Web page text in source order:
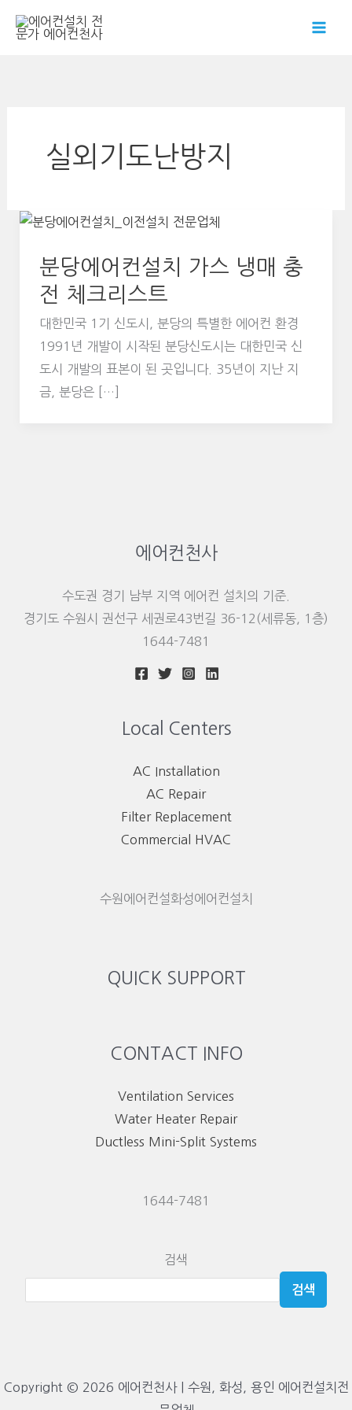
실외기도난방지
분당에어컨설치 가스 냉매 충
전 체크리스트
대한민국 1기 신도시, 분당의 특별한 에어컨 환경
1991년 개발이 시작된 분당신도시는 대한민국 신
도시 개발의 표본이 된 곳입니다. 35년이 지난 지
금, 분당은 […]
에어컨천사
수도권 경기 남부 지역 에어컨 설치의 기준.
경기도 수원시 권선구 세권로43번길 36-12(세류동, 1층)
1644-7481
Local Centers
AC Installation
AC Repair
Filter Replacement
Commercial HVAC
수원에어컨설화성에어컨설치
QUICK SUPPORT
CONTACT INFO
Ventilation Services
Water Heater Repair
Ductless Mini-Split Systems
1644-7481
검색
검색
Copyright © 2026 에어컨천사 | 수원, 화성, 용인 에어컨설치전